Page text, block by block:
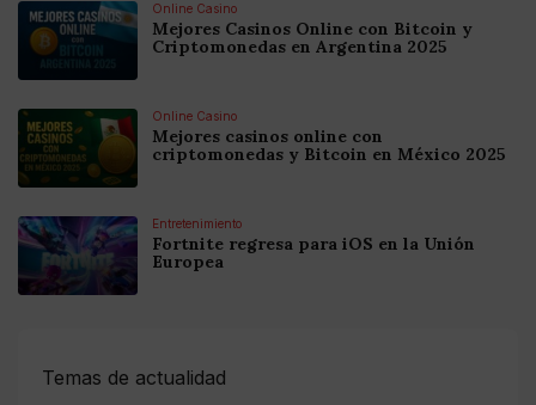
Online Casino
Mejores Casinos Online con Bitcoin y
Criptomonedas en Argentina 2025
Online Casino
Mejores casinos online con
criptomonedas y Bitcoin en México 2025
Entretenimiento
Fortnite regresa para iOS en la Unión
Europea
Temas de actualidad